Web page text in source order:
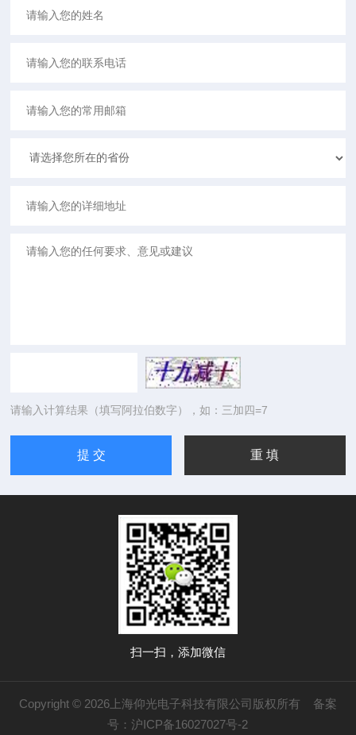
请输入计算结果（填写阿拉伯数字），如：三加四=7
扫一扫，添加微信
Copyright © 2026上海仰光电子科技有限公司版权所有 备案
号：沪ICP备16027027号-2